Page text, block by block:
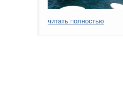
читать полностью